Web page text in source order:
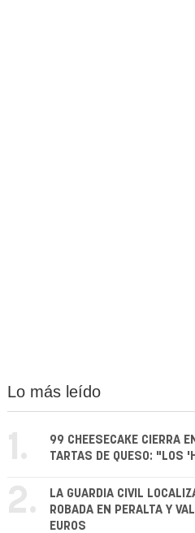
Lo más leído
1.
99 CHEESECAKE CIERRA
TARTAS DE QUESO: "LOS
2.
LA GUARDIA CIVIL
ROBADA EN PERALTA Y
EUROS